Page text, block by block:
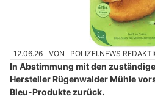
12.06.26 VON POLIZEI.NEWS
In Abstimmung mit den
Hersteller Rügenwalder Mühle
Bleu-Produkte zurück.